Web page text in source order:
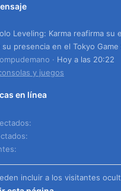
Leveling: Karma reafirma su
su presencia en el Tokyo Game
Hoy a las 20:22
y juegos
en línea
incluir a los visitantes